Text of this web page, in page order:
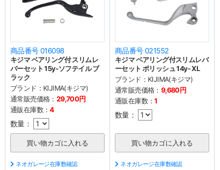
商品番号 016098
キジマ ベアリング付 スリムレ
バーセット 15y-ソフテイル ブ
ラック
ブランド： KIJIMA(キジマ)
通常販売価格： 29,700円
通販在庫数：4
数量：
ネオガレージ在庫数確認
商品番号 021552
キジマ ベアリング付スリムレバ
ーセット ポリッシュ 14y- XL
ブランド： KIJIMA(キジマ)
通常販売価格： 9,680円
通販在庫数：1
数量：
ネオガレージ在庫数確認